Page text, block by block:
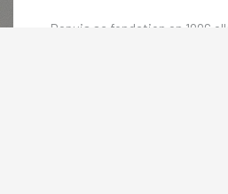
Depuis sa fondation en 1996